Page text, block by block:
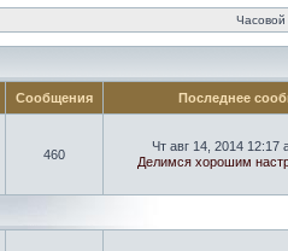
Часовой
Сообщения Последнее
460
Чт авг 14, 2014 12:17
Делимся хорошим